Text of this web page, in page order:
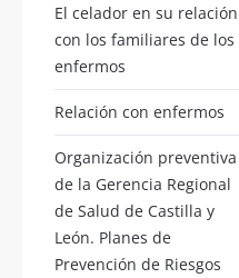
El celador en su relación
con los familiares de los
enfermos
Relación con enfermos
Organización preventiva
de la Gerencia Regional
de Salud de Castilla y
León. Planes de
Prevención de Riesgos